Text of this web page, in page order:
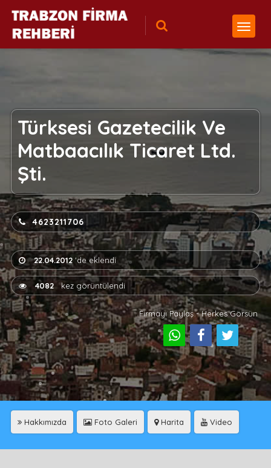
Türksesi Gazetecilik Ve
Matbaacılık Ticaret Ltd.
Şti.
4623211706
22.04.2012'de eklendi
4082kez görüntülendi
Firmayı Paylaş - Herkes Görsün
Hakkımızda Foto Galeri Harita Video